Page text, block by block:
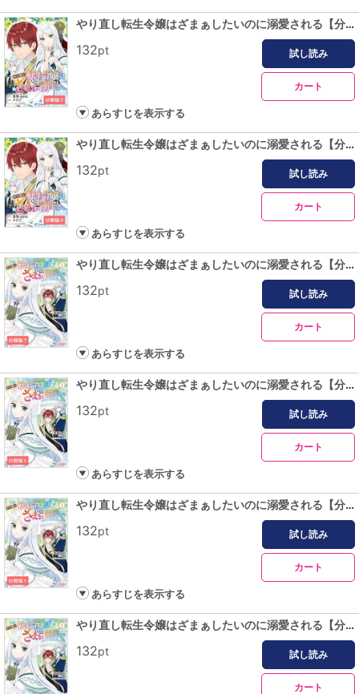
やり直し転生令嬢はざまぁしたいのに溺愛される【分冊版】 (ラワーレコミックス)5
132pt 試し読み
カート
あらすじを表示する
やり直し転生令嬢はざまぁしたいのに溺愛される【分冊版】 (ラワーレコミックス)6
132pt 試し読み
カート
あらすじを表示する
やり直し転生令嬢はざまぁしたいのに溺愛される【分冊版】 (ラワーレコミックス)7
132pt 試し読み
カート
あらすじを表示する
やり直し転生令嬢はざまぁしたいのに溺愛される【分冊版】 (ラワーレコミックス)８
132pt 試し読み
カート
あらすじを表示する
やり直し転生令嬢はざまぁしたいのに溺愛される【分冊版】 (ラワーレコミックス)９
132pt 試し読み
カート
あらすじを表示する
やり直し転生令嬢はざまぁしたいのに溺愛される【分冊版】 (ラワーレコミックス)10
132pt 試し読み
カート